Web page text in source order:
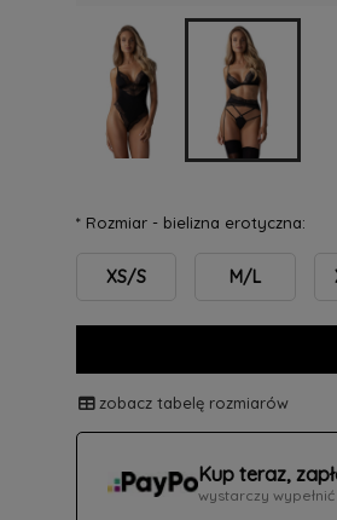
*Rozmiar - bielizna erotyczna:
XS/S M/L
zobacz tabelę rozmiarów
Kup teraz,
wystarczy